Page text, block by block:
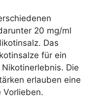
20 mg/ml
Das
für ein
Die
erlauben eine
Vorlieben.